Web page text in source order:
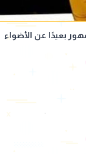
بعيدًا عن الأضواء